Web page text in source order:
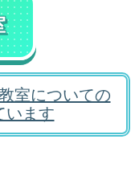
室についての
います